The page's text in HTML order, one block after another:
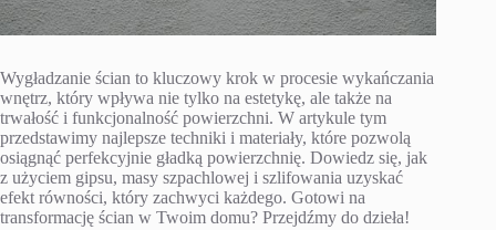
Wygładzanie ścian to kluczowy krok w procesie wykańczania
wnętrz, który wpływa nie tylko na estetykę, ale także na
trwałość i funkcjonalność powierzchni. W artykule tym
przedstawimy najlepsze techniki i materiały, które pozwolą
osiągnąć perfekcyjnie gładką powierzchnię. Dowiedz się, jak
z użyciem gipsu, masy szpachlowej i szlifowania uzyskać
efekt równości, który zachwyci każdego. Gotowi na
transformację ścian w Twoim domu? Przejdźmy do dzieła!